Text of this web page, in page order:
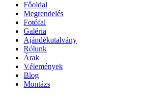
Főoldal
Megrendelés
Fotófal
Galéria
Ajándékutalvány
Rólunk
Árak
Vélemények
Blog
Montázs